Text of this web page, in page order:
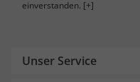
einverstanden. [+]
Unser Service